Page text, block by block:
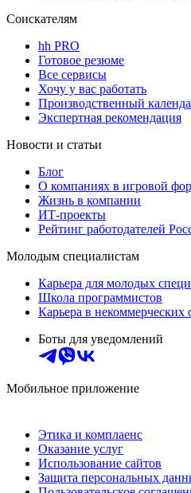
Соискателям
hh PRO
Готовое резюме
Все сервисы
Хочу у вас работать
Производственный
Экспертная рекомендация
Новости и статьи
Блог
О компаниях в игровой
Жизнь в компании
ИТ-проекты
Рейтинг работодателей
Молодым специалистам
Карьера для молодых
Школа программистов
Карьера в некоммерческих
Боты для уведомлений
Мобильное приложение
Этика и комплаенс
Оказание услуг
Использование сайтов
Защита персональных